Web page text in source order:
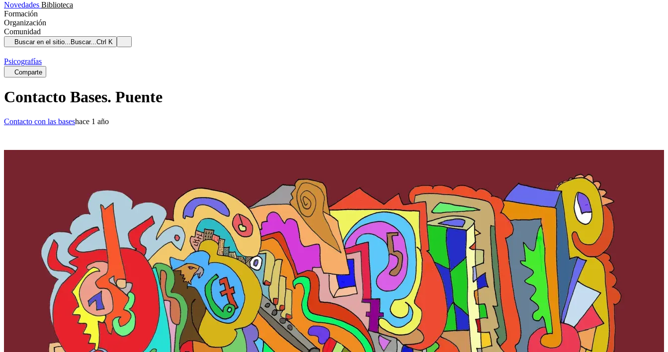
Novedades Biblioteca
Formación
Organización
Comunidad
Buscar en el sitio... Buscar...Ctrl K
Psicografías
Comparte
Contacto Bases. Puente
Contacto con las baseshace 1 año